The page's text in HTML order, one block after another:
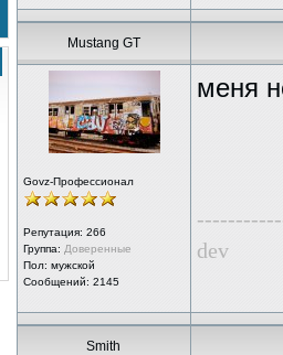
Mustang GT
Govz-Профессионал
Репутация: 266
Группа: Доверенные
Пол: мужской
Сообщений: 2145
меня
dev
Smith